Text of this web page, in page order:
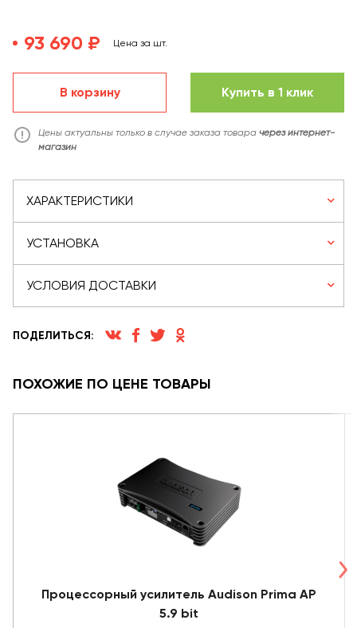
93 690 ₽ Цена за шт.
В корзину Купить в 1 клик
Цены актуальны только в случае заказа товара через интернет-
магазин
ХАРАКТЕРИСТИКИ
УСТАНОВКА
УСЛОВИЯ ДОСТАВКИ
ПОДЕЛИТЬСЯ:
ПОХОЖИЕ ПО ЦЕНЕ ТОВАРЫ
Процессорный усилитель Audison Prima AP
5.9 bit